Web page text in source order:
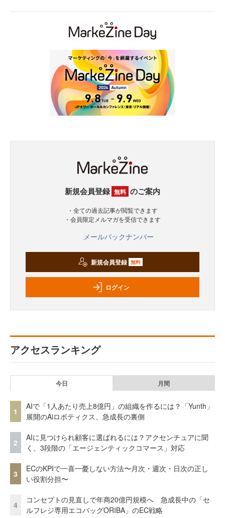
新規会員登録 無料 のご案内
・全ての過去記事が閲覧できます
・会員限定メルマガを受信できます
メールバックナンバー
新規会員登録 無料
ログイン
アクセスランキング
今日 月間
1
AIで「1人あたり売上8億円」の組織を作るには？「Yunth」
展開のAiロボティクス、急成長の裏側
2
AIに見つけられ顧客に選ばれるには？アクセンチュアに聞
く、3段階の「エージェンティックコマース」対応
3
ECのKPIで一喜一憂しない方法〜月次・週次・日次の正し
い役割分担〜
4
コンセプトの見直しで年商20億円規模へ 急成長中の「セ
ルフレジ専用エコバッグORIBA」のEC戦略